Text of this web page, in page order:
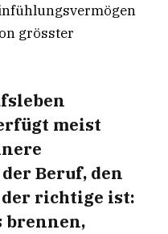
grösster
meist
Beruf, den
der richtige ist:
brennen,